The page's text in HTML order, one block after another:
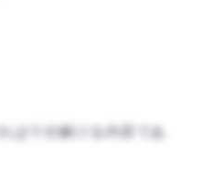
ば十分解ける内容であ